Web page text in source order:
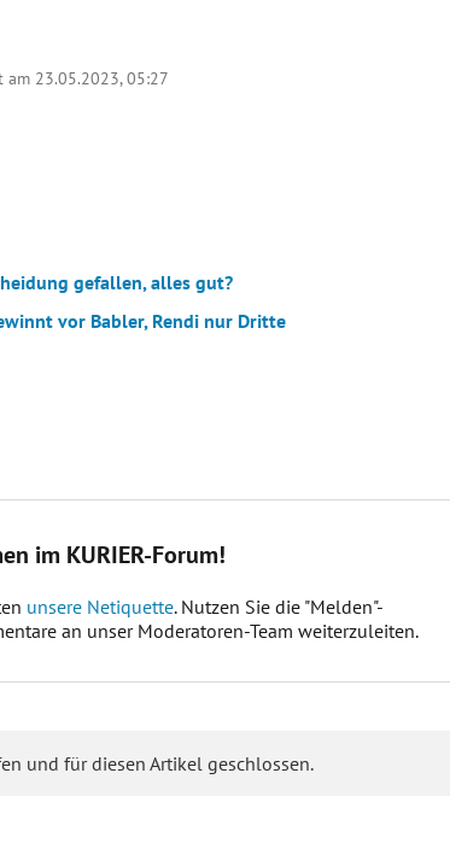
am 23.05.2023,05:27
gefallen, alles gut?
vor Babler, Rendi nur Dritte